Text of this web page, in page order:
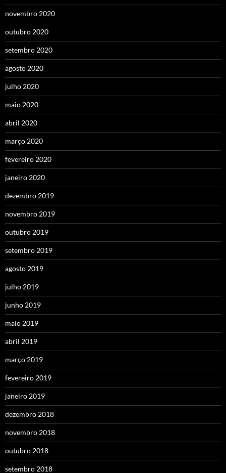
novembro 2020
outubro 2020
setembro 2020
agosto 2020
julho 2020
maio 2020
abril 2020
março 2020
fevereiro 2020
janeiro 2020
dezembro 2019
novembro 2019
outubro 2019
setembro 2019
agosto 2019
julho 2019
junho 2019
maio 2019
abril 2019
março 2019
fevereiro 2019
janeiro 2019
dezembro 2018
novembro 2018
outubro 2018
setembro 2018